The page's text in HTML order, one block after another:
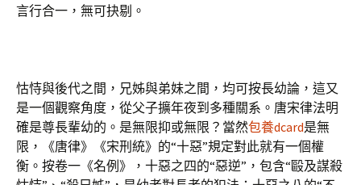
言行合一，無可抉剔。
怙恃與後代之間，兄姊與弟妹之間，均可按長幼論，這又
是一個觀察角度，從父子擴年夜到多種關系。唐宋律法明
確是尊長輩幼的。是無限抑或無限？當然包養dcard是無
限，《唐律》《宋刑統》的“十惡”規定對此就有一個權
衡。按卷一《名例》，十惡之四的“惡逆”，包含“毆及謀殺